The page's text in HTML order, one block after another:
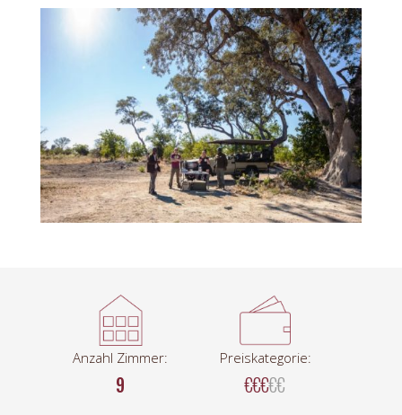
Anzahl Zimmer:
9
Preiskategorie:
€€€€€